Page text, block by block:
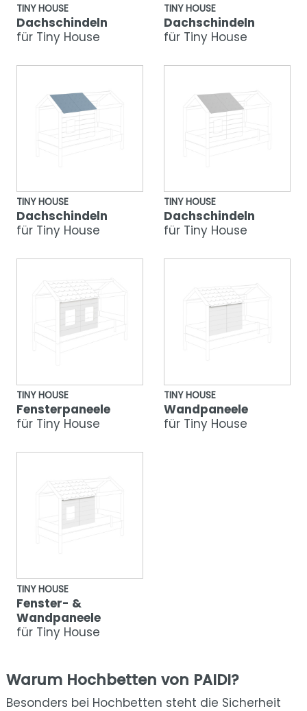
TINY HOUSE
Dachschindeln
für Tiny House
TINY HOUSE
Dachschindeln
für Tiny House
TINY HOUSE
Dachschindeln
für Tiny House
TINY HOUSE
Dachschindeln
für Tiny House
TINY HOUSE
Fensterpaneele
für Tiny House
TINY HOUSE
Wandpaneele
für Tiny House
TINY HOUSE
Fenster- &
Wandpaneele
für Tiny House
Warum Hochbetten von PAIDI?
Besonders bei Hochbetten steht die Sicherheit